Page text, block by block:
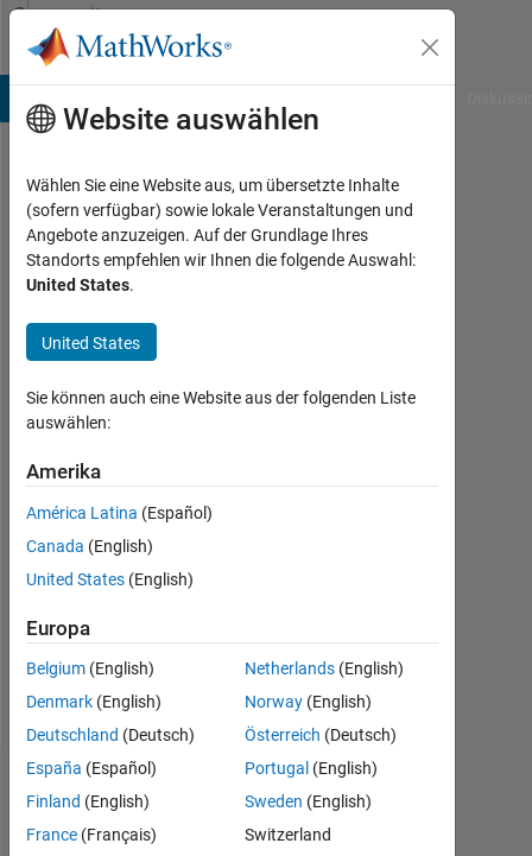
Weiter zum Inhalt
Community
Profile
Guillaume
Last
seen:
etwa
ein
Monat
|
Aktiv
2012
Followers:
6
Statistik
Website auswählen
Wählen Sie eine Website aus, um übersetzte Inhalte
(sofern verfügbar) sowie lokale Veranstaltungen und
Angebote anzuzeigen. Auf der Grundlage Ihres
Standorts empfehlen wir Ihnen die folgende Auswahl:
United States.
United States
Sie können auch eine Website aus der folgenden Liste
auswählen:
Amerika
América Latina (Español)
Canada (English)
United States (English)
Europa
Belgium (English)
Denmark (English)
Deutschland (Deutsch)
España (Español)
Finland (English)
France (Français)
Netherlands (English)
Norway (English)
Österreich (Deutsch)
Portugal (English)
Sweden (English)
Switzerland